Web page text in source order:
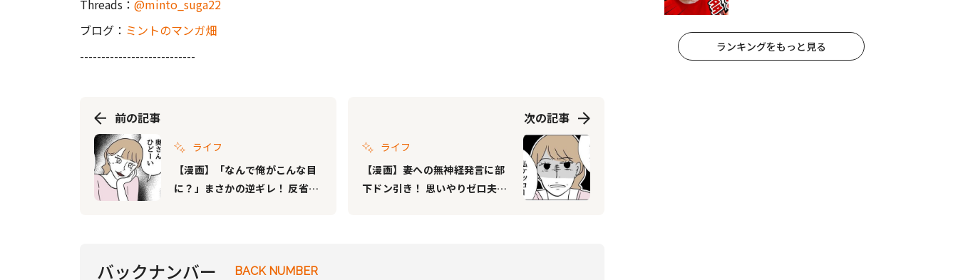
Threads： @minto_suga22
ブログ： ミントのマンガ畑
---------------------------
前の記事
ライフ
【漫画】「なんで俺がこんな目
に？」まさかの逆ギレ！ 反省ゼ
次の記事
ライフ
【漫画】妻への無神経発言に部
下ドン引き！ 思いやりゼロ夫に
バックナンバー BACK NUMBER
ランキングをもっと見る